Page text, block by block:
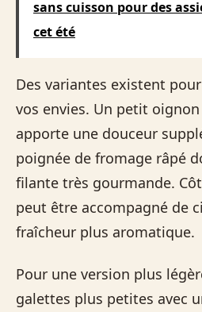
sans cuisson pour des
cet été
Des variantes existent
vos envies. Un petit
apporte une douceur
poignée de fromage râpé
filante très gourmande.
peut être accompagné de
fraîcheur plus aromatique.
Pour une version plus
galettes plus petites avec